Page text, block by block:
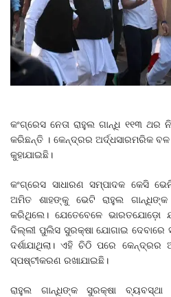
କଂଗ୍ରେସ ନେତା ରାହୁଲ ଗାନ୍ଧି ୧୧୩ ଥର
କରିଛନ୍ତି । କେନ୍ଦ୍ରର ଅର୍ଦ୍ଧସାରମରିକ
କୁହାଯାଇଛି।
କଂଗ୍ରେସ ସାଧାରଣ ସମ୍ପାଦକ କେସି
ଅମିତ ଶାହଙ୍କୁ ଭେଟି ରାହୁଲ
କରିଥିଲେ। ଯେତେବେଳେ ଭାରତଯୋଡ଼ୋ
ଦିଲ୍ଲୀ ପୁଲିସ ସୁରକ୍ଷା ଯୋଗାଇ
ଦର୍ଶାଯାଥିଲା। ଏହି ଚିଠି ପରେ
ସ୍ପଷ୍ଟୀକରଣ ରଖାଯା‌ଇଛି।
ରାହୁଲ ଗାନ୍ଧିଙ୍କ ସୁରକ୍ଷା